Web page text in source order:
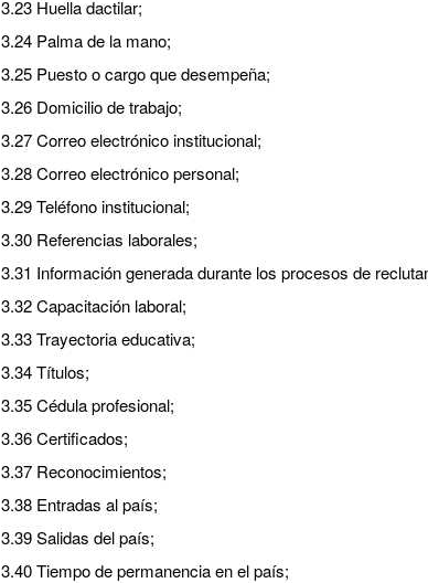
3.23 Huella dactilar;
3.24 Palma de la mano;
3.25 Puesto o cargo que desempeña;
3.26 Domicilio de trabajo;
3.27 Correo electrónico institucional;
3.28 Correo electrónico personal;
3.29 Teléfono institucional;
3.30 Referencias laborales;
3.31 Información generada durante los procesos de
3.32 Capacitación laboral;
3.33 Trayectoria educativa;
3.34 Títulos;
3.35 Cédula profesional;
3.36 Certificados;
3.37 Reconocimientos;
3.38 Entradas al país;
3.39 Salidas del país;
3.40 Tiempo de permanencia en el país;